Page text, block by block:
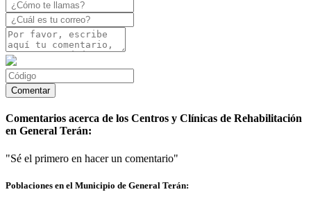
Comentarios acerca de los Centros y Clínicas de Rehabilitación
en General Terán:
"Sé el primero en hacer un comentario"
Poblaciones en el Municipio de General Terán: